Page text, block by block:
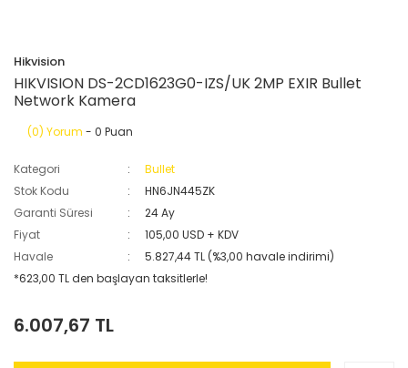
Hikvision
HIKVISION DS-2CD1623G0-IZS/UK 2MP EXIR Bullet
Network Kamera
(0) Yorum - 0 Puan
Kategori
Bullet
Stok Kodu
HN6JN445ZK
Garanti Süresi
24 Ay
Fiyat
105,00 USD + KDV
Havale
5.827,44 TL (%3,00 havale indirimi)
*623,00 TL den başlayan taksitlerle!
6.007,67 TL